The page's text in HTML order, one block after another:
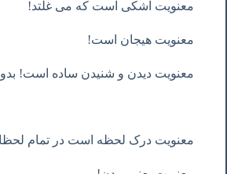
معنویت اشکی است که می غلتد!
معنویت هیجان است!
معنویت دیدن و شنیدن ساده است!
معنویت درک لحظه است در تمام